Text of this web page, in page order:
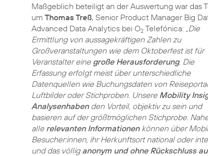
Maßgeblich beteiligt an der Auswertung war das
um Thomas Treß, Senior Product Manager Big
Advanced Data Analytics bei O2 Telefónica: „Die
Ermittlung von aussagekräftigen Zahlen zu
Großveranstaltungen wie dem Oktoberfest ist für
Veranstalter eine große Herausforderung. Die
Erfassung erfolgt meist über unterschiedliche
Datenquellen wie Buchungsdaten von
Luftbilder oder Stichproben. Unsere Mobility
Analysenhabenden Vorteil, objektiv zu sein und
basieren auf der größtmöglichen Stichprobe.
alle relevanten Informationenkönnen über
Besucher:innen, ihr Herkunftsort national oder
und das völlig anonym und ohne Rückschluss